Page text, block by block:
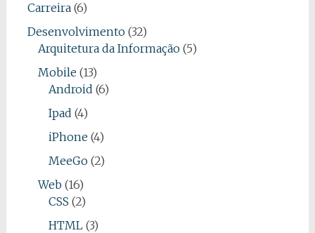
Carreira(6)
Desenvolvimento(32)
Arquitetura da Informação(5)
Mobile (13)
Android (6)
Ipad (4)
iPhone (4)
MeeGo(2)
Web (16)
CSS (2)
HTML(3)